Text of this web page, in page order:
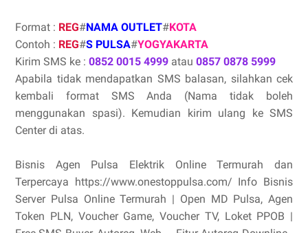
Format : REG#NAMA OUTLET#KOTA
Contoh : REG#S PULSA#YOGYAKARTA
Kirim SMS ke : 0852 0015 4999 atau 0857 0878 5999
Apabila tidak mendapatkan SMS balasan, silahkan cek
kembali format SMS Anda (Nama tidak boleh
menggunakan spasi). Kemudian kirim ulang ke SMS
Center di atas.
Bisnis Agen Pulsa Elektrik Online Termurah dan
Terpercaya https://www.onestoppulsa.com/ Info Bisnis
Server Pulsa Online Termurah | Open MD Pulsa, Agen
Token PLN, Voucher Game, Voucher TV, Loket PPOB |